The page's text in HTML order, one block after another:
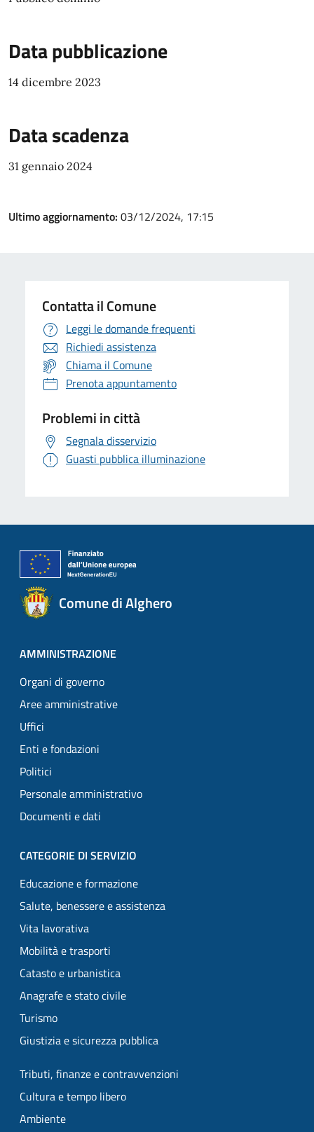
Data pubblicazione
14 dicembre 2023
Data scadenza
31 gennaio 2024
Ultimo aggiornamento: 03/12/2024, 17:15
Contatta il Comune
Leggi le domande frequenti
Richiedi assistenza
Chiama il Comune
Prenota appuntamento
Problemi in città
Segnala disservizio
Guasti pubblica illuminazione
Comune di Alghero
AMMINISTRAZIONE
Organi di governo
Aree amministrative
Uffici
Enti e fondazioni
Politici
Personale amministrativo
Documenti e dati
CATEGORIE DI SERVIZIO
Educazione e formazione
Salute, benessere e assistenza
Vita lavorativa
Mobilità e trasporti
Catasto e urbanistica
Anagrafe e stato civile
Turismo
Giustizia e sicurezza pubblica
Tributi, finanze e contravvenzioni
Cultura e tempo libero
Ambiente